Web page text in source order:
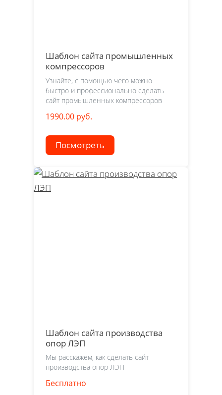
Шаблон сайта промышленных
компрессоров
Узнайте, с помощью чего можно
быстро и профессионально сделать
сайт промышленных компрессоров
1990.00 руб.
Посмотреть
Шаблон сайта производства
опор ЛЭП
Мы расскажем, как сделать сайт
производства опор ЛЭП
Бесплатно